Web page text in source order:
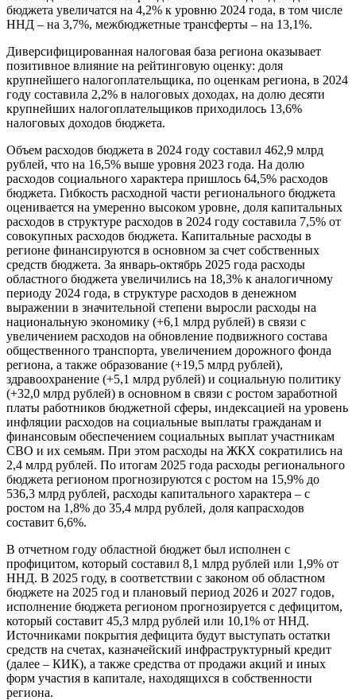
бюджета увеличатся на 4,2% к уровню 2024 года, в том числе
ННД – на 3,7%, межбюджетные трансферты – на 13,1%.
Диверсифицированная налоговая база региона оказывает
позитивное влияние на рейтинговую оценку: доля
крупнейшего налогоплательщика, по оценкам региона, в 2024
году составила 2,2% в налоговых доходах, на долю десяти
крупнейших налогоплательщиков приходилось 13,6%
налоговых доходов бюджета.
Объем расходов бюджета в 2024 году составил 462,9 млрд
рублей, что на 16,5% выше уровня 2023 года. На долю
расходов социального характера пришлось 64,5% расходов
бюджета. Гибкость расходной части регионального бюджета
оценивается на умеренно высоком уровне, доля капитальных
расходов в структуре расходов в 2024 году составила 7,5% от
совокупных расходов бюджета. Капитальные расходы в
регионе финансируются в основном за счет собственных
средств бюджета. За январь-октябрь 2025 года расходы
областного бюджета увеличились на 18,3% к аналогичному
периоду 2024 года, в структуре расходов в денежном
выражении в значительной степени выросли расходы на
национальную экономику (+6,1 млрд рублей) в связи с
увеличением расходов на обновление подвижного состава
общественного транспорта, увеличением дорожного фонда
региона, а также образование (+19,5 млрд рублей),
здравоохранение (+5,1 млрд рублей) и социальную политику
(+32,0 млрд рублей) в основном в связи с ростом заработной
платы работников бюджетной сферы, индексацией на уровень
инфляции расходов на социальные выплаты гражданам и
финансовым обеспечением социальных выплат участникам
СВО и их семьям. При этом расходы на ЖКХ сократились на
2,4 млрд рублей. По итогам 2025 года расходы регионального
бюджета регионом прогнозируются с ростом на 15,9% до
536,3 млрд рублей, расходы капитального характера – с
ростом на 1,8% до 35,4 млрд рублей, доля капрасходов
составит 6,6%.
В отчетном году областной бюджет был исполнен с
профицитом, который составил 8,1 млрд рублей или 1,9% от
ННД. В 2025 году, в соответствии с законом об областном
бюджете на 2025 год и плановый период 2026 и 2027 годов,
исполнение бюджета регионом прогнозируется с дефицитом,
который составит 45,3 млрд рублей или 10,1% от ННД.
Источниками покрытия дефицита будут выступать остатки
средств на счетах, казначейский инфраструктурный кредит
(далее – КИК), а также средства от продажи акций и иных
форм участия в капитале, находящихся в собственности
региона.